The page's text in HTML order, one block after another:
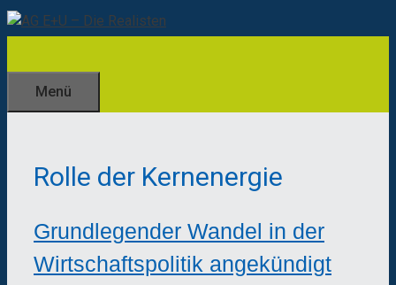
Zum
Inhalt
Menü
Rolle der Kernenergie
Grundlegender Wandel in der
Wirtschaftspolitik angekündigt